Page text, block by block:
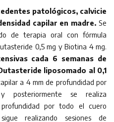
patológicos, calvicie
capilar en madre. Se
de terapia oral con fórmula
0,5 mg y Biotina 4 mg.
cada 6 semanas de
liposomado al 0,1
a 4 mm de profundidad por
se realiza
por todo el cuero
realizando sesiones de